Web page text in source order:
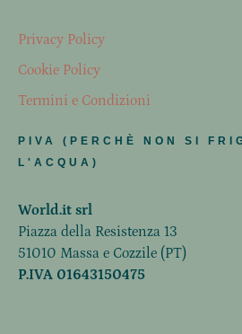
Privacy Policy
Cookie Policy
Termini e Condizioni
PIVA (PERCHÈ NON SI
L'ACQUA)
World.it srl
Piazza della Resistenza 13
51010 Massa e Cozzile (PT)
P.IVA 01643150475